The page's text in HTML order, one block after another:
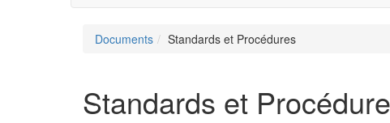
Documents Standards et Procédures
Standards et